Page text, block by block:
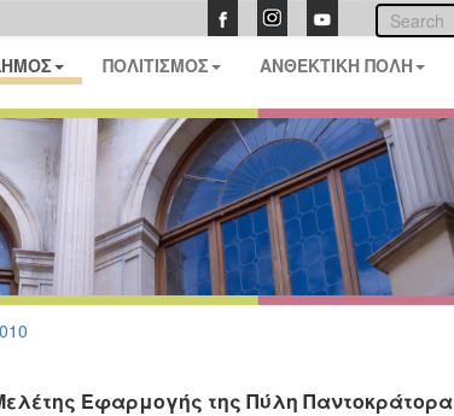
ΠΟΛΙΤΙΣΜΟΣ ΑΝΘΕΚΤΙΚΗ ΠΟΛΗ
Εφαρμογής της Πύλη Παντοκράτορα